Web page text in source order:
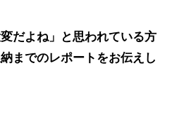
だよね」と思われている方
までのレポートをお伝えし